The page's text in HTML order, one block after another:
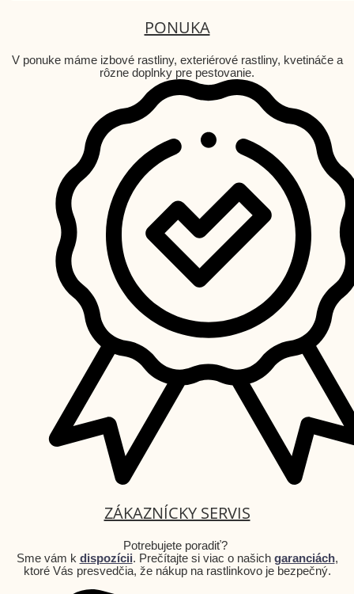
PONUKA
V ponuke máme izbové rastliny, exteriérové rastliny, kvetináče a
rôzne doplnky pre pestovanie.
ZÁKAZNÍCKY SERVIS
Potrebujete poradiť?
Sme vám k dispozícii. Prečítajte si viac o našich garanciách,
ktoré Vás presvedčia, že nákup na rastlinkovo je bezpečný.